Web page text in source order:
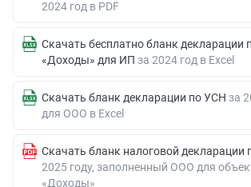
2024 год в PDF
Скачать бесплатно бланк декларации
«Доходы» для ИП за 2024 год в Excel
Скачать бланк декларации по УСН за
для ООО в Excel
Скачать бланк налоговой декларации
2025 году, заполненный ООО для
«Доходы»